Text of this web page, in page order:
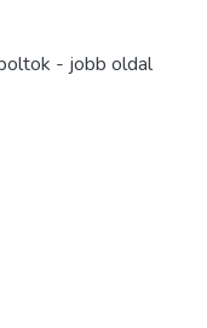
- jobb oldal